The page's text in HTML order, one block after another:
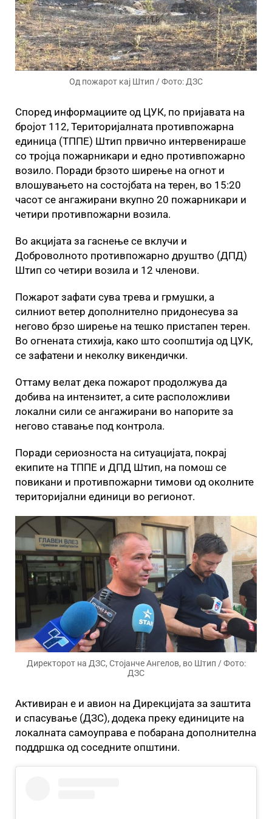
Од пожарот кај Штип / Фото: ДЗС
Според информациите од ЦУК, по пријавата на
бројот 112, Територијалната противпожарна
единица (ТППЕ) Штип првично интервенираше
со тројца пожарникари и едно противпожарно
возило. Поради брзото ширење на огнот и
влошувањето на состојбата на терен, во 15:20
часот се ангажирани вкупно 20 пожарникари и
четири противпожарни возила.
Во акцијата за гаснење се вклучи и
Доброволното противпожарно друштво (ДПД)
Штип со четири возила и 12 членови.
Пожарот зафати сува трева и грмушки, а
силниот ветер дополнително придонесува за
негово брзо ширење на тешко пристапен терен.
Во огнената стихија, како што соопштија од ЦУК,
се зафатени и неколку викендички.
Оттаму велат дека пожарот продолжува да
добива на интензитет, а сите расположливи
локални сили се ангажирани во напорите за
негово ставање под контрола.
Поради сериозноста на ситуацијата, покрај
екипите на ТППЕ и ДПД Штип, на помош се
повикани и противпожарни тимови од околните
територијални единици во регионот.
Директорот на ДЗС, Стојанче Ангелов, во Штип / Фото:
ДЗС
Активиран е и авион на Дирекцијата за заштита
и спасување (ДЗС), додека преку единиците на
локалната самоуправа е побарана дополнителна
поддршка од соседните општини.